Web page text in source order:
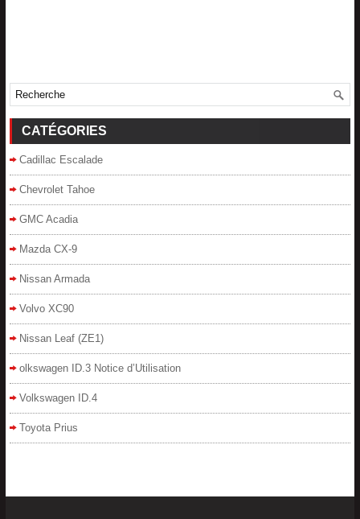
CATÉGORIES
Cadillac Escalade
Chevrolet Tahoe
GMC Acadia
Mazda CX-9
Nissan Armada
Volvo XC90
Nissan Leaf (ZE1)
olkswagen ID.3 Notice d’Utilisation
Volkswagen ID.4
Toyota Prius